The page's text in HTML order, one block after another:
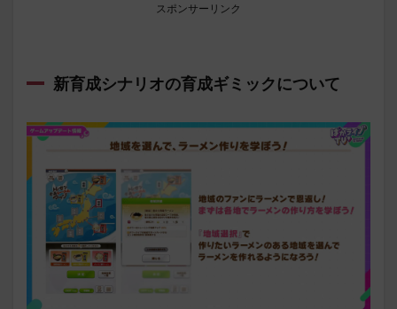
スポンサーリンク
新育成シナリオの育成ギミックについて